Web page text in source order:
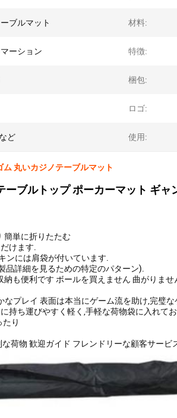
ブルマット 材料:
ーション 特徴:
梱包:
ロゴ:
ど 使用:
丸いカジノテーブルマット
ブルトップ ポーカーマット ギ
簡単に折りたたむ
けます.
ンには肩袋が付いています.
品詳細を見るための特定のパターン).
納も便利です ボールを買えません 曲がりませ
プレイ 表面は本当にゲーム流を助け,完璧
持ち運びやすく軽く,手軽な荷物袋に入れて
たり
荷物 歓迎ガイド フレンドリーな顧客サービ